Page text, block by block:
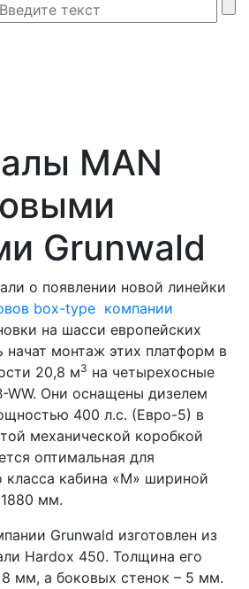
MAN
Grunwald
о появлении новой линейки
box-type компании
на шасси европейских
начат монтаж этих платформ в
20,8 м3 на четырехосные
WW. Они оснащены дизелем
400 л.с. (Евро-5) в
механической коробкой
оптимальная для
класса кабина «M» шириной
мм.
Grunwald изготовлен из
Hardox 450. Толщина его
мм, а боковых стенок – 5 мм.